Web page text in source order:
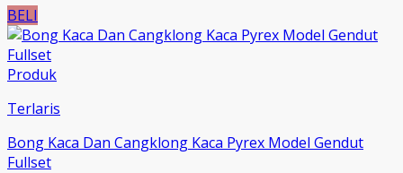
BELI
Produk
Terlaris
Bong Kaca Dan Cangklong Kaca Pyrex Model Gendut
Fullset